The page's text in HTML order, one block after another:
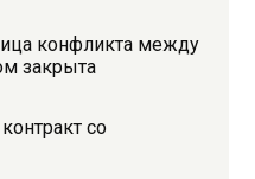
конфликта между
закрыта
со